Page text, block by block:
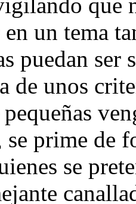
que
un tema
puedan
de unos
prime de
se